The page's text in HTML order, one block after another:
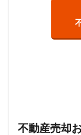
不動産売却